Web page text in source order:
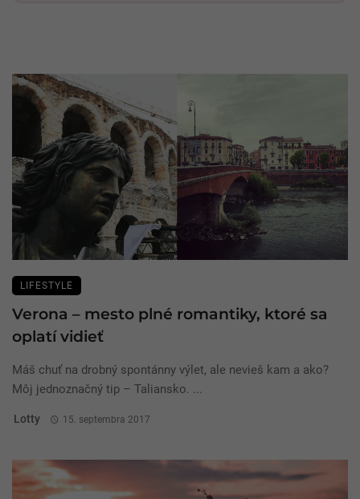
LIFESTYLE
Verona – mesto plné romantiky, ktoré sa
oplatí vidieť
Máš chuť na drobný spontánny výlet, ale nevieš kam a ako?
Môj jednoznačný tip – Taliansko. ...
Lotty 15. septembra 2017